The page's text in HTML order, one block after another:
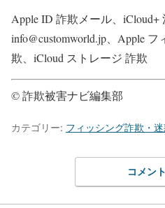
Apple ID 詐欺メール、iCloud+
info@customworld.jp、Apple
欺、iCloud ストレージ 詐欺
© 詐欺被害ナビ編集部
カテゴリー: フィッシング詐欺・
コメン